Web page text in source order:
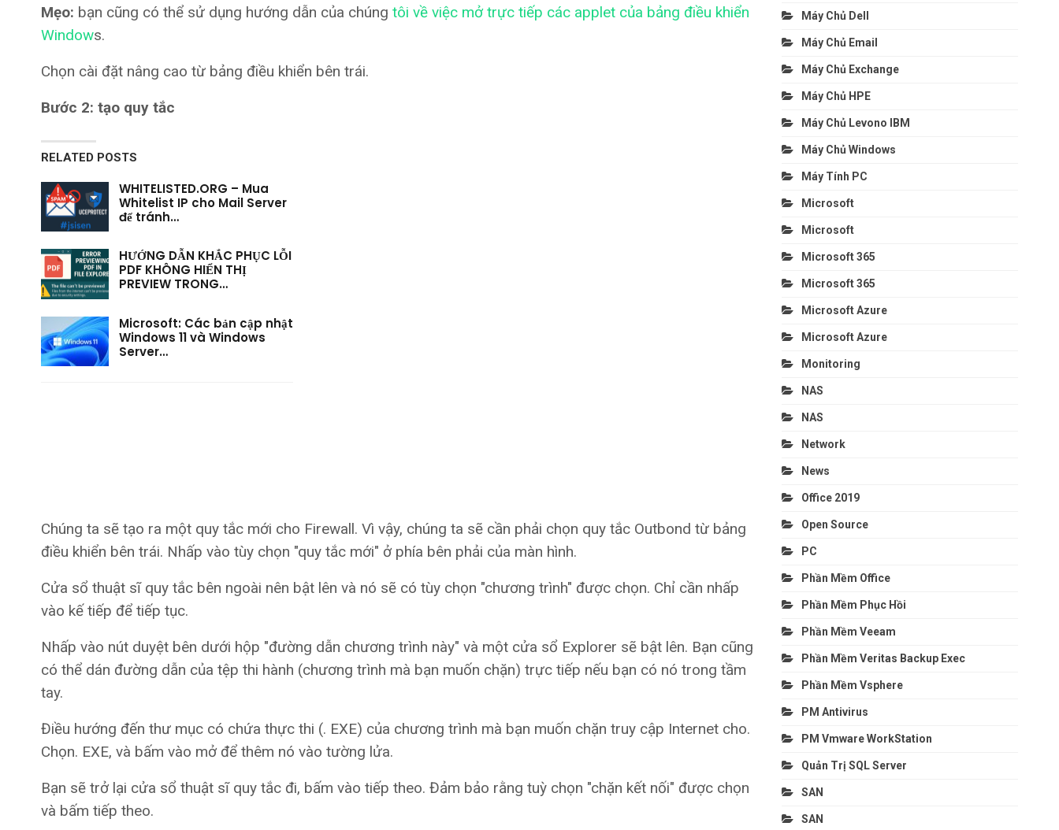
Mẹo: bạn cũng có thể sử dụng hướng dẫn của chúng tôi về việc mở trực tiếp các applet của bảng điều khiển
Windows.
Chọn cài đặt nâng cao từ bảng điều khiển bên trái.
Bước 2: tạo quy tắc
RELATED POSTS
WHITELISTED.ORG – Mua
Whitelist IP cho Mail Server
để tránh…
HƯỚNG DẪN KHẮC PHỤC LỖI
PDF KHÔNG HIỂN THỊ
PREVIEW TRONG…
Microsoft: Các bản cập nhật
Windows 11 và Windows
Server…
Chúng ta sẽ tạo ra một quy tắc mới cho Firewall. Vì vậy, chúng ta sẽ cần phải chọn quy tắc Outbond từ bảng
điều khiển bên trái. Nhấp vào tùy chọn "quy tắc mới" ở phía bên phải của màn hình.
Cửa sổ thuật sĩ quy tắc bên ngoài nên bật lên và nó sẽ có tùy chọn "chương trình" được chọn. Chỉ cần nhấp
vào kế tiếp để tiếp tục.
Nhấp vào nút duyệt bên dưới hộp "đường dẫn chương trình này" và một cửa sổ Explorer sẽ bật lên. Bạn cũng
có thể dán đường dẫn của tệp thi hành (chương trình mà bạn muốn chặn) trực tiếp nếu bạn có nó trong tầm
tay.
Điều hướng đến thư mục có chứa thực thi (. EXE) của chương trình mà bạn muốn chặn truy cập Internet cho.
Chọn. EXE, và bấm vào mở để thêm nó vào tường lửa.
Bạn sẽ trở lại cửa sổ thuật sĩ quy tắc đi, bấm vào tiếp theo. Đảm bảo rằng tuỳ chọn "chặn kết nối" được chọn
và bấm tiếp theo.
Máy Chủ Dell
Máy Chủ Email
Máy Chủ Exchange
Máy Chủ HPE
Máy Chủ Levono IBM
Máy Chủ Windows
Máy Tính PC
Microsoft
Microsoft
Microsoft 365
Microsoft 365
Microsoft Azure
Microsoft Azure
Monitoring
NAS
NAS
Network
News
Office 2019
Open Source
PC
Phần Mềm Office
Phần Mềm Phục Hồi
Phần Mềm Veeam
Phần Mềm Veritas Backup Exec
Phần Mềm Vsphere
PM Antivirus
PM Vmware WorkStation
Quản Trị SQL Server
SAN
SAN